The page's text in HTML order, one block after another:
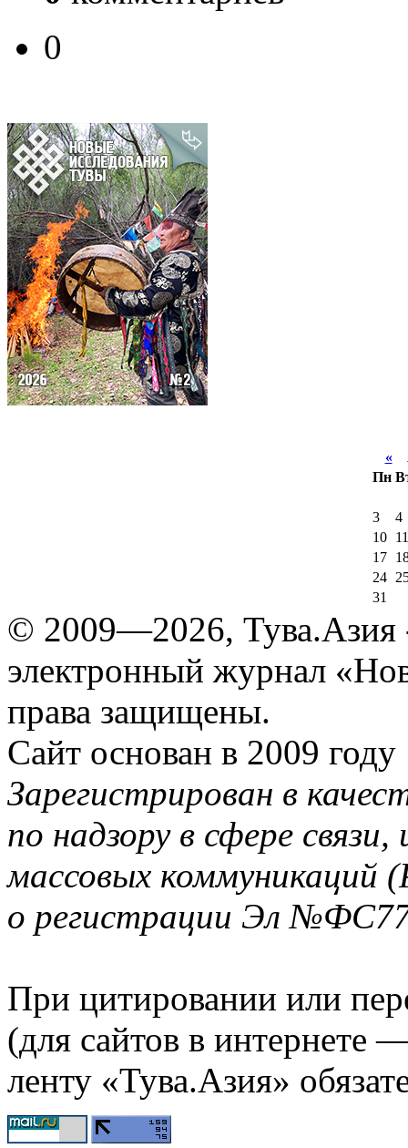
0
«
Пн
3
4
10
11
17
24
31
© 2009—2026, Тува.Азия
электронный журнал
права защищены.
Сайт основан в 2009 году
Зарегистрирован в
по надзору в сфере
массовых коммуникаций
о регистрации Эл
При цитировании или
(для сайтов в интернете
ленту «Тува.Азия»